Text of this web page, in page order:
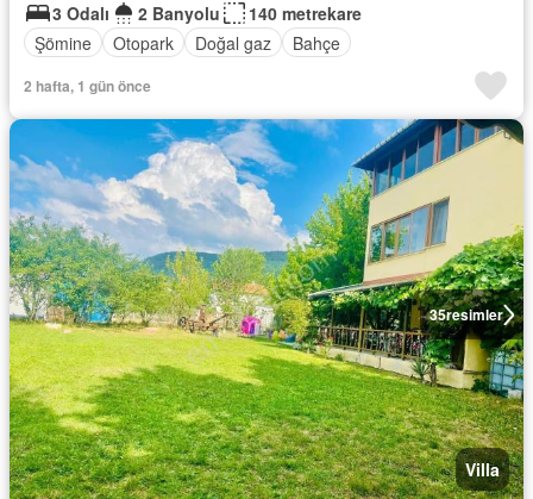
3 Odalı
2 Banyolu
140 metrekare
Şömine
Otopark Doğal gaz Bahçe
2 hafta, 1 gün önce
35resimler
Villa